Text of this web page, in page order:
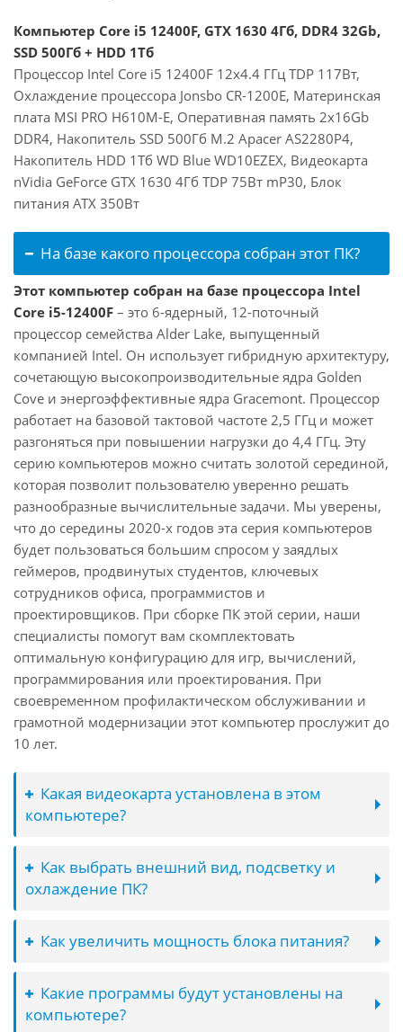
Компьютер Core i5 12400F, GTX 1630 4Гб, DDR4 32Gb,
SSD 500Гб + HDD 1Тб
Процессор Intel Core i5 12400F 12x4.4 ГГц TDP 117Вт,
Охлаждение процессора Jonsbo CR-1200E, Материнская
плата MSI PRO H610M-E, Оперативная память 2x16Gb
DDR4, Накопитель SSD 500Гб M.2 Apacer AS2280P4,
Накопитель HDD 1Тб WD Blue WD10EZEX, Видеокарта
nVidia GeForce GTX 1630 4Гб TDP 75Вт mP30, Блок
питания ATX 350Вт
На базе какого процессора собран этот ПК?
Этот компьютер собран на базе процессора Intel
Core i5-12400F – это 6-ядерный, 12-поточный
процессор семейства Alder Lake, выпущенный
компанией Intel. Он использует гибридную архитектуру,
сочетающую высокопроизводительные ядра Golden
Cove и энергоэффективные ядра Gracemont. Процессор
работает на базовой тактовой частоте 2,5 ГГц и может
разгоняться при повышении нагрузки до 4,4 ГГц. Эту
серию компьютеров можно считать золотой серединой,
которая позволит пользователю уверенно решать
разнообразные вычислительные задачи. Мы уверены,
что до середины 2020-х годов эта серия компьютеров
будет пользоваться большим спросом у заядлых
геймеров, продвинутых студентов, ключевых
сотрудников офиса, программистов и
проектировщиков. При сборке ПК этой серии, наши
специалисты помогут вам скомплектовать
оптимальную конфигурацию для игр, вычислений,
программирования или проектирования. При
своевременном профилактическом обслуживании и
грамотной модернизации этот компьютер прослужит до
10 лет.
Какая видеокарта установлена в этом
компьютере?
Как выбрать внешний вид, подсветку и
охлаждение ПК?
Как увеличить мощность блока питания?
Какие программы будут установлены на
компьютере?